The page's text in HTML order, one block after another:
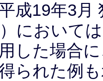
成19年3月
において
した場合
られた例